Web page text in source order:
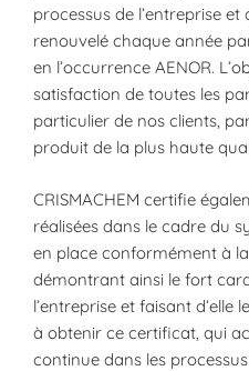
processus de l’entreprise
renouvelé chaque année
en l’occurrence AENOR.
satisfaction de toutes les
particulier de nos clients,
produit de la plus haute
CRISMACHEM certifie
réalisées dans le cadre du
en place conformément à
démontrant ainsi le fort
l’entreprise et faisant d’elle
à obtenir ce certificat, qui
continue dans les